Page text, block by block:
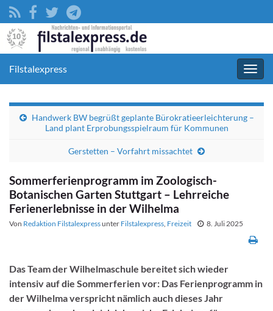
Filstalexpress
Handwerk BW begrüßt geplante Bürokratieerleichterung –
Land plant Erprobungsspielraum für Kommunen
Gerstetten – Vorfahrt missachtet
Sommerferienprogramm im Zoologisch-
Botanischen Garten Stuttgart – Lehrreiche
Ferienerlebnisse in der Wilhelma
Von Redaktion Filstalexpressunter Filstalexpress, Freizeit 8. Juli 2025
Das Team der Wilhelmaschule bereitet sich wieder
intensiv auf die Sommerferien vor: Das Ferienprogramm in
der Wilhelma verspricht nämlich auch dieses Jahr